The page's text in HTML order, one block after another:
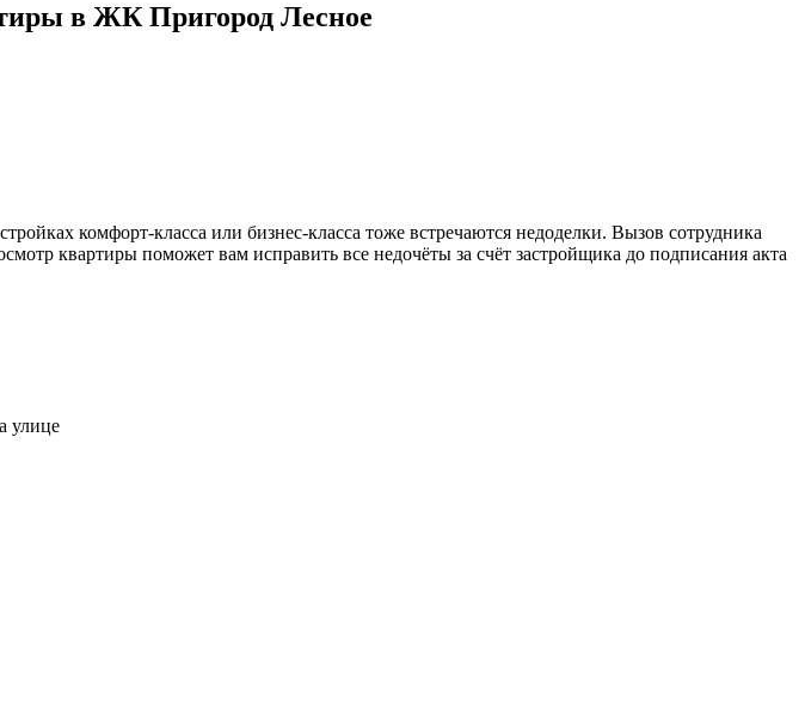
в ЖК Пригород Лесное
комфорт-класса или бизнес-класса тоже встречаются недоделки. Вызов сотрудника
квартиры поможет вам исправить все недочёты за счёт застройщика до подписания акта
улице